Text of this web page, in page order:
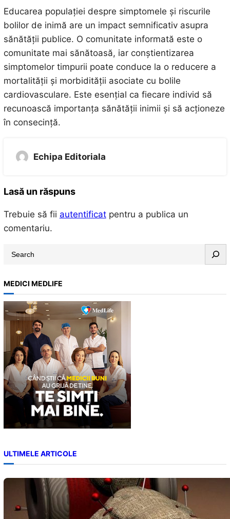
Educarea populației despre simptomele și riscurile
bolilor de inimă are un impact semnificativ asupra
sănătății publice. O comunitate informată este o
comunitate mai sănătoasă, iar conștientizarea
simptomelor timpurii poate conduce la o reducere a
mortalității și morbidității asociate cu bolile
cardiovasculare. Este esențial ca fiecare individ să
recunoască importanța sănătății inimii și să acționeze
în consecință.
Echipa Editoriala
Lasă un răspuns
Trebuie să fii autentificatpentru a publica un
comentariu.
a
r
c
h
MEDICI MEDLIFE
ULTIMELE ARTICOLE